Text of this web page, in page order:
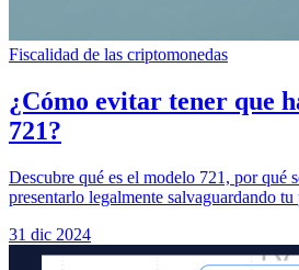
Fiscalidad de las criptomonedas
¿Cómo evitar tener que
721?
Descubre qué es el modelo 721, por qué
presentarlo legalmente salvaguardando
31 dic 2024